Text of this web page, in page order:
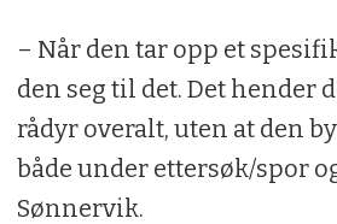
– Når den tar opp et
den seg til det. Det hender
rådyr overalt, uten at den
både under ettersøk/spor
Sønnervik.